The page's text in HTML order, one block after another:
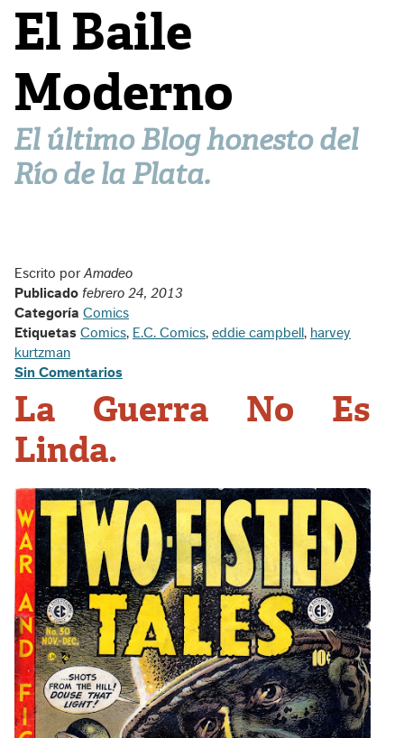
El Baile
Moderno
El último Blog honesto del
Río de la Plata.
Escrito porAmadeo
Publicado febrero 24, 2013
Categoría Comics
Etiquetas Comics, E.C. Comics, eddie campbell , harvey
kurtzman
Sin Comentarios
La Guerra No Es
Linda.